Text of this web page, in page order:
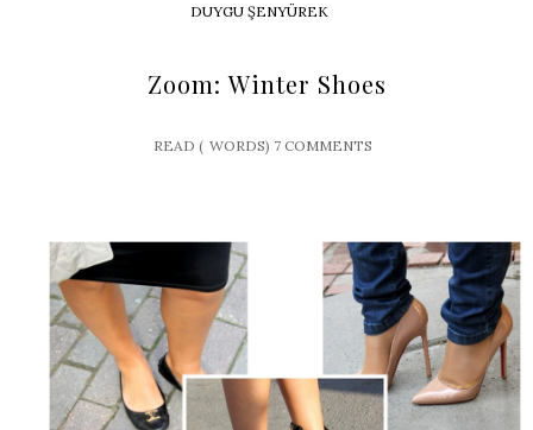
DUYGU ŞENYÜREK
Zoom: Winter Shoes
READ ( WORDS) 7 COMMENTS